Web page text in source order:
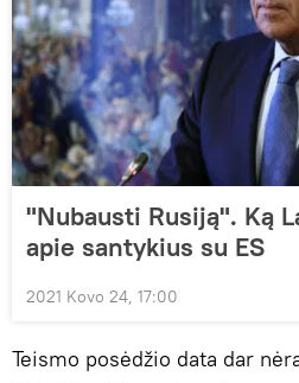
"Nubausti Rusiją". Ką
apie santykius su ES
2021 Kovo 24, 17:00
Teismo posėdžio data dar